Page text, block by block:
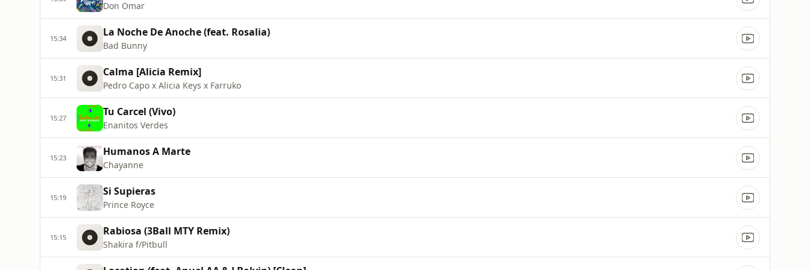
Don Omar
15:34 La Noche De Anoche (feat. Rosalia)
Bad Bunny
15:31 Calma [Alicia Remix]
Pedro Capo x Alicia Keys x Farruko
15:27 Tu Carcel (Vivo)
Enanitos Verdes
15:23 Humanos A Marte
Chayanne
15:19 Si Supieras
Prince Royce
15:15 Rabiosa (3Ball MTY Remix)
Shakira f/Pitbull